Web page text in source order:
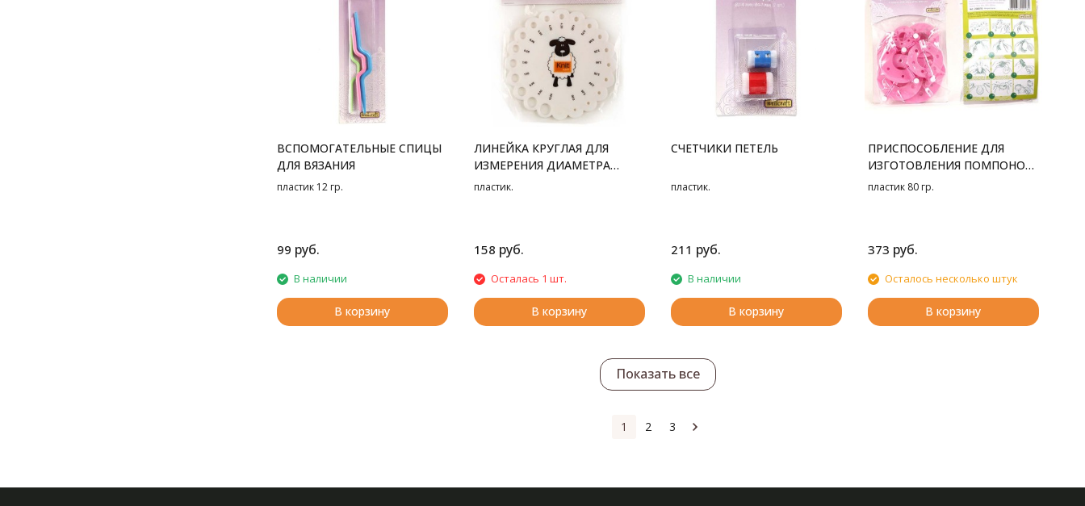
ВСПОМОГАТЕЛЬНЫЕ СПИЦЫ
ДЛЯ ВЯЗАНИЯ
пластик 12 гр.
99 руб.
В наличии
В корзину
ЛИНЕЙКА КРУГЛАЯ ДЛЯ
ИЗМЕРЕНИЯ ДИАМЕТРА
СПИЦ
пластик.
158 руб.
Осталась 1 шт.
В корзину
СЧЕТЧИКИ ПЕТЕЛЬ
пластик.
211 руб.
В наличии
В корзину
ПРИСПОСОБЛЕНИЕ ДЛЯ
ИЗГОТОВЛЕНИЯ ПОМПОНОВ
4 РАЗМЕРА
пластик 80 гр.
373 руб.
Осталось несколько штук
В корзину
Показать все
1 2 3